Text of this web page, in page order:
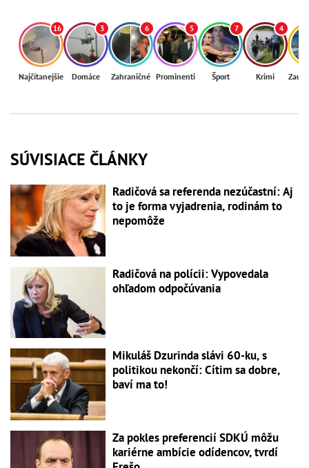
16
Najčítanejšie
3
Domáce
6
Zahraničné
5
Prominenti
7
Šport
4
Krimi
SÚVISIACE ČLÁNKY
Radičová sa referenda nezúčastní: Aj
to je forma vyjadrenia, rodinám to
nepomôže
Radičová na polícii: Vypovedala
ohľadom odpočúvania
Mikuláš Dzurinda slávi 60-ku, s
politikou nekončí: Cítim sa dobre,
baví ma to!
Za pokles preferencií SDKÚ môžu
kariérne ambície odídencov, tvrdí